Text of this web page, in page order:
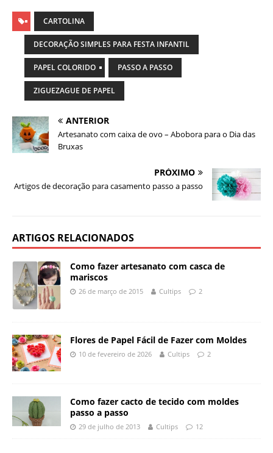
CARTOLINA
DECORAÇÃO SIMPLES PARA FESTA INFANTIL
PAPEL COLORIDO PASSO A PASSO
ZIGUEZAGUE DE PAPEL
ANTERIOR
Artesanato com caixa de ovo – Abobora para o Dia das
Bruxas
PRÓXIMO
Artigos de decoração para casamento passo a passo
ARTIGOS RELACIONADOS
Como fazer artesanato com casca de
mariscos
26 de março de 2015 Cultips 2
Flores de Papel Fácil de Fazer com Moldes
10 de fevereiro de 2026 Cultips 2
Como fazer cacto de tecido com moldes
passo a passo
29 de julho de 2013 Cultips 12